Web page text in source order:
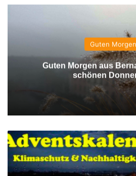
Guten Morgen
Guten Morgen aus
schönen